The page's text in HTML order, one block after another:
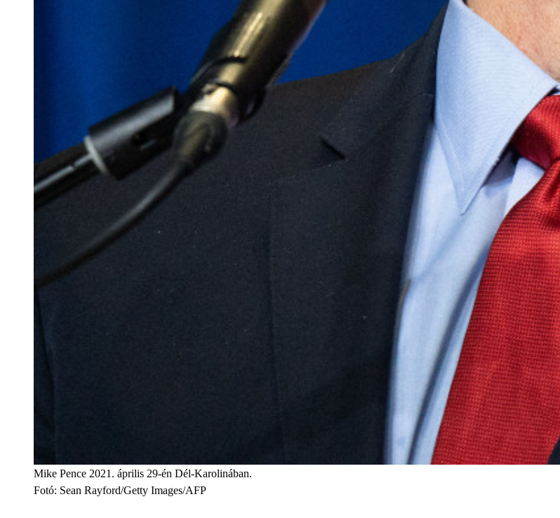
Mike Pence 2021. április 29-én Dél-Karolinában.
Fotó: Sean Rayford/Getty Images/AFP